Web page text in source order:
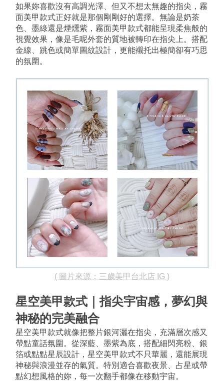
如果妳喜歡沒有高調光澤、但又不想太無趣的指尖，霧
面美甲款式正好就是那個剛剛好的選擇。無論是奶茶
色、墨綠還是煙燻紫，霧面美甲款式都能呈現柔焦般的
視覺效果，像是毛呢外套的質地被轉印在指尖上。搭配
金線、跳色或簡單圖紋設計，更能襯托出極簡卻有巧思
的氛圍。
( 圖片來源： 三歲美甲台北店 IG )
星空美甲款式｜指尖宇宙感，夢幻與
神秘的完美融合
星空美甲款式就像把整片銀河灑在指尖，充滿層次感又
帶點童話氛圍。從深藍、墨紫為底，搭配細閃亮粉、銀
箔或點點星辰設計，星空美甲款式不只華麗，還能展現
神秘與浪漫並存的氣質。特別適合喜歡夜景、占星或帶
點幻想風格的妳，每一次翻手都像在移動宇宙。